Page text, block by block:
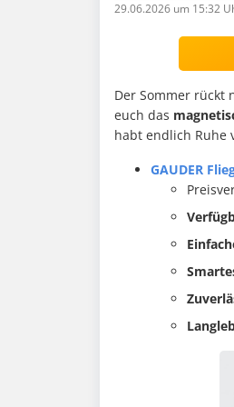
29.06.2026 um 15:32
Der Sommer rückt
euch das
habt endlich Ruhe
GAUDER